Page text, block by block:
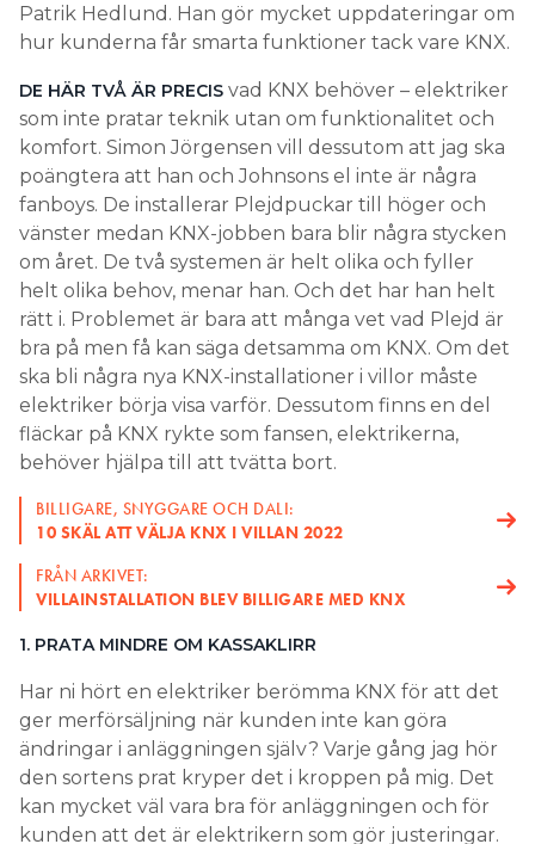
Patrik Hedlund. Han gör mycket uppdateringar om
hur kunderna får smarta funktioner tack vare KNX.
DE HÄR TVÅ ÄR PRECIS vad KNX behöver – elektriker
som inte pratar teknik utan om funktionalitet och
komfort. Simon Jörgensen vill dessutom att jag ska
poängtera att han och Johnsons el inte är några
fanboys. De installerar Plejdpuckar till höger och
vänster medan KNX-jobben bara blir några stycken
om året. De två systemen är helt olika och fyller
helt olika behov, menar han. Och det har han helt
rätt i. Problemet är bara att många vet vad Plejd är
bra på men få kan säga detsamma om KNX. Om det
ska bli några nya KNX-installationer i villor måste
elektriker börja visa varför. Dessutom finns en del
fläckar på KNX rykte som fansen, elektrikerna,
behöver hjälpa till att tvätta bort.
BILLIGARE, SNYGGARE OCH DALI:
10 SKÄL ATT VÄLJA KNX I VILLAN 2022
FRÅN ARKIVET:
VILLAINSTALLATION BLEV BILLIGARE MED KNX
1. PRATA MINDRE OM KASSAKLIRR
Har ni hört en elektriker berömma KNX för att det
ger merförsäljning när kunden inte kan göra
ändringar i anläggningen själv? Varje gång jag hör
den sortens prat kryper det i kroppen på mig. Det
kan mycket väl vara bra för anläggningen och för
kunden att det är elektrikern som gör justeringar.